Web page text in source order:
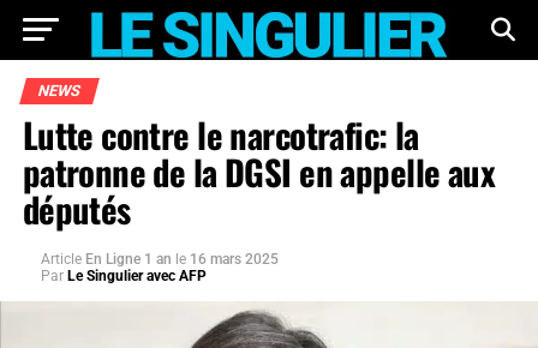
NEWS
Lutte contre le narcotrafic: la
patronne de la DGSI en appelle aux
députés
Article En Ligne 1 an le 16 mars 2025
Par Le Singulier avec AFP